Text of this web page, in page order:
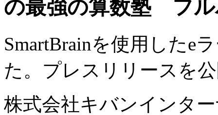
の最強の算数塾 フル
SmartBrainを使用したe
た。プレスリリースを
株式会社キバンインタ